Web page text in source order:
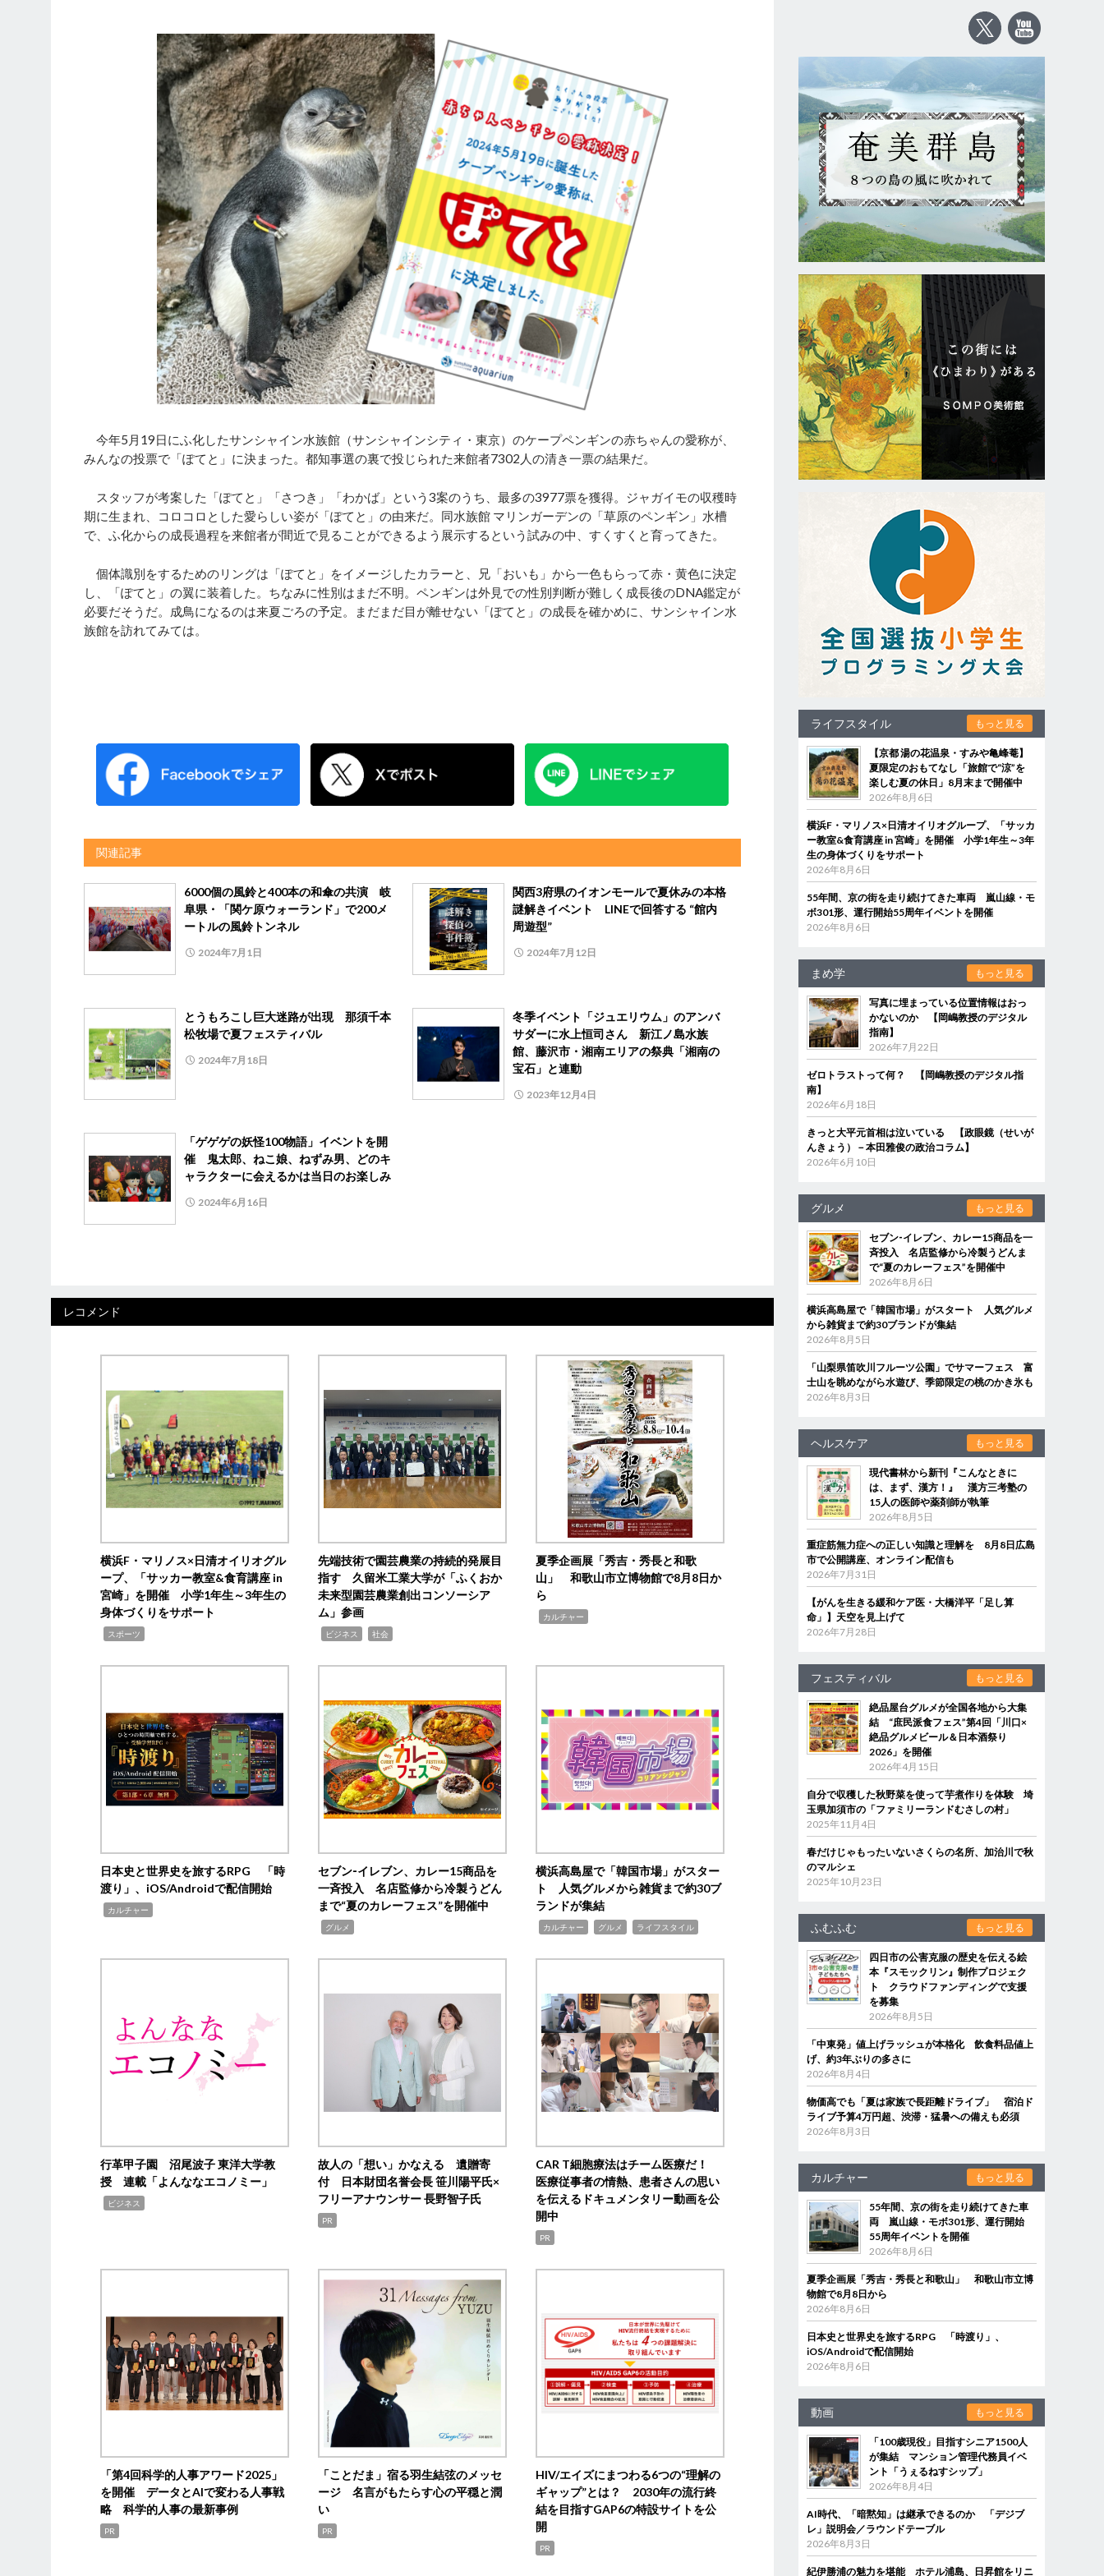
今年5月19日にふ化したサンシャイン水族館（サンシャインシティ・東京）のケープペンギンの赤ちゃんの愛称が、
みんなの投票で「ぽてと」に決まった。都知事選の裏で投じられた来館者7302人の清き一票の結果だ。
スタッフが考案した「ぽてと」「さつき」「わかば」という3案のうち、最多の3977票を獲得。ジャガイモの収穫時
期に生まれ、コロコロとした愛らしい姿が「ぽてと」の由来だ。同水族館 マリンガーデンの「草原のペンギン」水槽
で、ふ化からの成長過程を来館者が間近で見ることができるよう展示するという試みの中、すくすくと育ってきた。
個体識別をするためのリングは「ぽてと」をイメージしたカラーと、兄「おいも」から一色もらって赤・黄色に決定
し、「ぽてと」の翼に装着した。ちなみに性別はまだ不明。ペンギンは外見での性別判断が難しく成長後のDNA鑑定が
必要だそうだ。成鳥になるのは来夏ごろの予定。まだまだ目が離せない「ぽてと」の成長を確かめに、サンシャイン水
族館を訪れてみては。
関連記事
6000個の風鈴と400本の和傘の共演 岐
阜県・「関ケ原ウォーランド」で200メ
ートルの風鈴トンネル
2024年7月1日
関西3府県のイオンモールで夏休みの本格
謎解きイベント LINEで回答する “館内
周遊型”
2024年7月12日
とうもろこし巨大迷路が出現 那須千本
松牧場で夏フェスティバル
2024年7月18日
冬季イベント「ジュエリウム」のアンバ
サダーに水上恒司さん 新江ノ島水族
館、藤沢市・湘南エリアの祭典「湘南の
宝石」と連動
2023年12月4日
「ゲゲゲの妖怪100物語」イベントを開
催 鬼太郎、ねこ娘、ねずみ男、どのキ
ャラクターに会えるかは当日のお楽しみ
2024年6月16日
レコメンド
横浜F・マリノス×日清オイリオグル
ープ、「サッカー教室&食育講座 in
宮崎」を開催 小学1年生～3年生の
身体づくりをサポート
スポーツ
先端技術で園芸農業の持続的発展目
指す 久留米工業大学が「ふくおか
未来型園芸農業創出コンソーシア
ム」参画
ビジネス 社会
夏季企画展「秀吉・秀長と和歌
山」 和歌山市立博物館で8月8日か
ら
カルチャー
日本史と世界史を旅するRPG 「時
渡り」、iOS/Androidで配信開始
カルチャー
セブン‐イレブン、カレー15商品を
一斉投入 名店監修から冷製うどん
まで“夏のカレーフェス”を開催中
グルメ
横浜高島屋で「韓国市場」がスター
ト 人気グルメから雑貨まで約30ブ
ランドが集結
カルチャー グルメ ライフスタイル
行革甲子園 沼尾波子 東洋大学教
授 連載「よんななエコノミー」
ビジネス
故人の「想い」かなえる 遺贈寄
付 日本財団名誉会長 笹川陽平氏×
フリーアナウンサー 長野智子氏
PR
CAR T細胞療法はチーム医療だ！
医療従事者の情熱、患者さんの思い
を伝えるドキュメンタリー動画を公
開中
PR
「第4回科学的人事アワード2025」
を開催 データとAIで変わる人事戦
略 科学的人事の最新事例
PR
「ことだま」宿る羽生結弦のメッセ
ージ 名言がもたらす心の平穏と潤
い
PR
HIV/エイズにまつわる6つの“理解の
ギャップ”とは？ 2030年の流行終
結を目指すGAP6の特設サイトを公
開
PR
ライフスタイル もっと見る
【京都 湯の花温泉・すみや亀峰菴】
夏限定のおもてなし「旅館で“涼”を
楽しむ夏の休日」8月末まで開催中
2026年8月6日
横浜F・マリノス×日清オイリオグループ、「サッカ
ー教室&食育講座 in 宮崎」を開催 小学1年生～3年
生の身体づくりをサポート
2026年8月6日
55年間、京の街を走り続けてきた車両 嵐山線・モ
ボ301形、運行開始55周年イベントを開催
2026年8月6日
まめ学 もっと見る
写真に埋まっている位置情報はおっ
かないのか 【岡嶋教授のデジタル
指南】
2026年7月22日
ゼロトラストって何？ 【岡嶋教授のデジタル指
南】
2026年6月18日
きっと大平元首相は泣いている 【政眼鏡（せいが
んきょう）－本田雅俊の政治コラム】
2026年6月10日
グルメ もっと見る
セブン‐イレブン、カレー15商品を一
斉投入 名店監修から冷製うどんま
で“夏のカレーフェス”を開催中
2026年8月6日
横浜高島屋で「韓国市場」がスタート 人気グルメ
から雑貨まで約30ブランドが集結
2026年8月5日
「山梨県笛吹川フルーツ公園」でサマーフェス 富
士山を眺めながら水遊び、季節限定の桃のかき氷も
2026年8月3日
ヘルスケア もっと見る
現代書林から新刊『こんなときに
は、まず、漢方！』 漢方三考塾の
15人の医師や薬剤師が執筆
2026年8月5日
重症筋無力症への正しい知識と理解を 8月8日広島
市で公開講座、オンライン配信も
2026年7月31日
【がんを生きる緩和ケア医・大橋洋平「足し算
命」】天空を見上げて
2026年7月28日
フェスティバル もっと見る
絶品屋台グルメが全国各地から大集
結 “庶民派食フェス”第4回「川口×
絶品グルメビール＆日本酒祭り
2026」を開催
2026年4月15日
自分で収穫した秋野菜を使って芋煮作りを体験 埼
玉県加須市の「ファミリーランドむさしの村」
2025年11月4日
春だけじゃもったいないさくらの名所、加治川で秋
のマルシェ
2025年10月23日
ふむふむ もっと見る
四日市の公害克服の歴史を伝える絵
本『スモックリン』制作プロジェク
ト クラウドファンディングで支援
を募集
2026年8月5日
「中東発」値上げラッシュが本格化 飲食料品値上
げ、約3年ぶりの多さに
2026年8月4日
物価高でも「夏は家族で長距離ドライブ」 宿泊ド
ライブ予算4万円超、渋滞・猛暑への備えも必須
2026年8月3日
カルチャー もっと見る
55年間、京の街を走り続けてきた車
両 嵐山線・モボ301形、運行開始
55周年イベントを開催
2026年8月6日
夏季企画展「秀吉・秀長と和歌山」 和歌山市立博
物館で8月8日から
2026年8月6日
日本史と世界史を旅するRPG 「時渡り」、
iOS/Androidで配信開始
2026年8月6日
動画 もっと見る
「100歳現役」目指すシニア1500人
が集結 マンション管理代務員イベ
ント「うぇるねすシップ」
2026年8月4日
AI時代、「暗黙知」は継承できるのか 「デジブ
レ」説明会／ラウンドテーブル
2026年8月3日
紀伊勝浦の魅力を堪能 ホテル浦島、日昇館をリニ